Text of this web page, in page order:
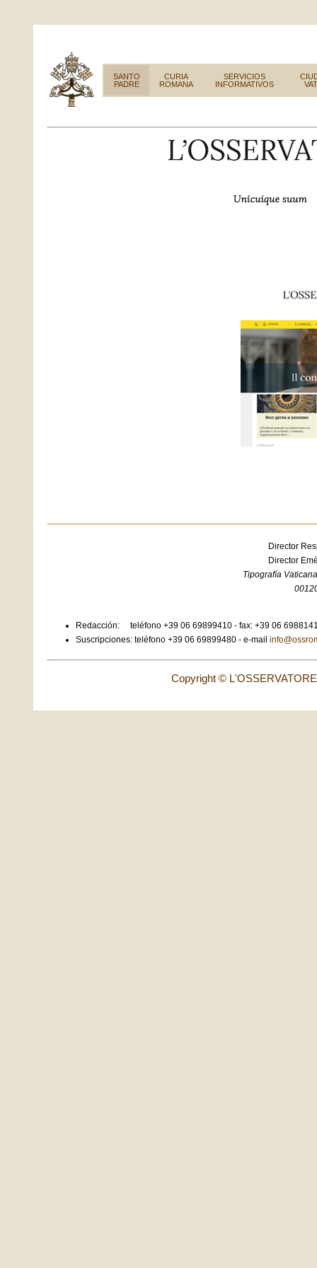
SANTO
PADRE
CURIA
ROMANA
SERVICIOS
INFORMATIVOS
Director
Director
Tipografía
Redacción: teléfono +39 06 69899410 - fax: +39 06
Suscripciones: teléfono +39 06 69899480 - e-mail
Copyright ©